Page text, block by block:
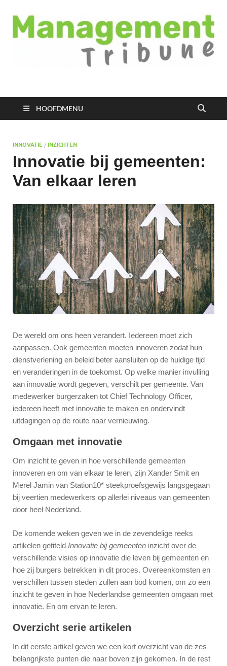
Managementtribune
HOOFDMENU
INNOVATIE / INZICHTEN
Innovatie bij gemeenten:
Van elkaar leren
De wereld om ons heen verandert. Iedereen moet zich
aanpassen. Ook gemeenten moeten innoveren zodat hun
dienstverlening en beleid beter aansluiten op de huidige tijd
en veranderingen in de toekomst. Op welke manier invulling
aan innovatie wordt gegeven, verschilt per gemeente. Van
medewerker burgerzaken tot Chief Technology Officer,
iedereen heeft met innovatie te maken en ondervindt
uitdagingen op de route naar vernieuwing.
Omgaan met innovatie
Om inzicht te geven in hoe verschillende gemeenten
innoveren en om van elkaar te leren, zijn Xander Smit en
Merel Jamin van Station10* steekproefsgewijs langsgegaan
bij veertien medewerkers op allerlei niveaus van gemeenten
door heel Nederland.
De komende weken geven we in de zevendelige reeks
artikelen getiteld Innovatie bij gemeenten inzicht over de
verschillende visies op innovatie die leven bij gemeenten en
hoe zij burgers betrekken in dit proces. Overeenkomsten en
verschillen tussen steden zullen aan bod komen, om zo een
inzicht te geven in hoe Nederlandse gemeenten omgaan met
innovatie. En om ervan te leren.
Overzicht serie artikelen
In dit eerste artikel geven we een kort overzicht van de zes
belangrijkste punten die naar boven zijn gekomen. In de rest